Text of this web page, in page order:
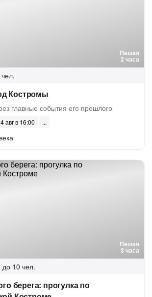
Пешая
2 часа
Костромы
главные события его прошлого
авг в 16:00
Пешая
3 часа
до 10 чел.
берега: прогулка по